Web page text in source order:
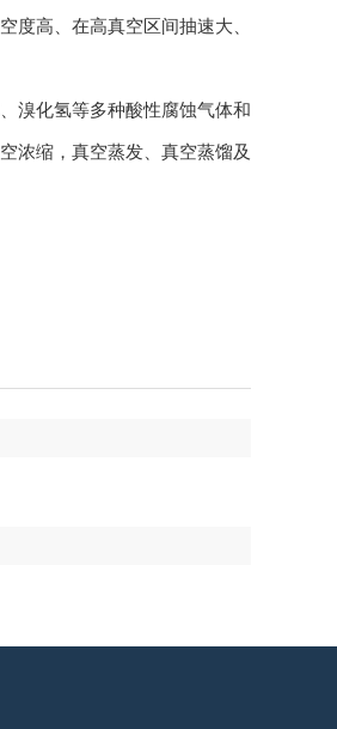
度高、在高真空区间抽速大、
溴化氢等多种酸性腐蚀气体和
浓缩，真空蒸发、真空蒸馏及